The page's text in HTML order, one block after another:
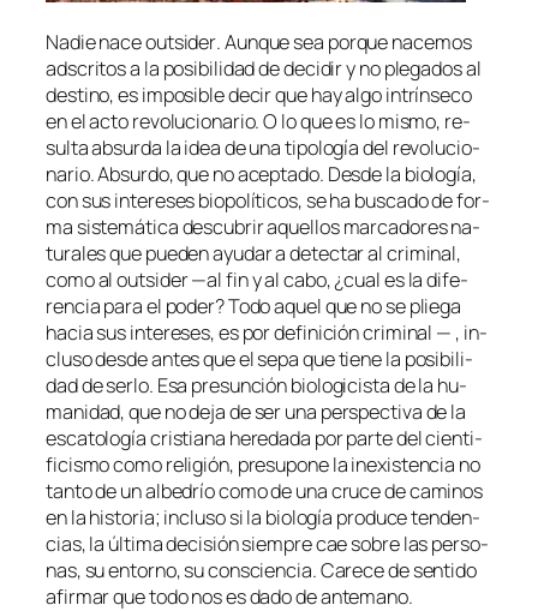
Nadie na­ceoutsi­der. Aunque sea por­que na­ce­mos
ads­cri­tos a la po­si­bi­li­dad de de­ci­dir y no ple­ga­dos al
des­tino, es im­po­si­ble de­cir que hay al­go in­trín­se­co
en el ac­to re­vo­lu­cio­na­rio. O lo que es lo mis­mo, re­
sul­ta ab­sur­da la idea de una ti­po­lo­gía del re­vo­lu­cio­
na­rio. Absurdo, que no acep­ta­do. Desde la bio­lo­gía,
con sus in­tere­ses bio­po­lí­ti­cos, se ha bus­ca­do de for­
ma sis­te­má­ti­ca des­cu­brir aque­llos mar­ca­do­res na­
tu­ra­les que pue­den ayu­dar a de­tec­tar al cri­mi­nal,
co­mo aloutsi­der—al fin y al ca­bo, ¿cual es la di­fe­
ren­cia pa­ra el po­der? Todo aquel que no se plie­ga
ha­cia sus in­tere­ses, es por de­fi­ni­ción cri­mi­nal — , in­
clu­so des­de an­tes que el se­pa que tie­ne la po­si­bi­li­
dad de ser­lo. Esa pre­sun­ción bio­lo­gi­cis­ta de la hu­
ma­ni­dad, que no de­ja de ser una pers­pec­ti­va de la
es­ca­to­lo­gía cris­tia­na he­re­da­da por par­te del cien­ti­
fi­cis­mo co­mo re­li­gión, pre­su­po­ne la in­exis­ten­cia no
tan­to de un al­be­drío co­mo de una cru­ce de ca­mi­nos
en la his­to­ria; in­clu­so si la bio­lo­gía pro­du­ce ten­den­
cias, la úl­ti­ma de­ci­sión siem­pre cae so­bre las per­so­
nas, su en­torno, su cons­cien­cia. Carece de sen­ti­do
afir­mar que to­do nos es da­do de antemano.